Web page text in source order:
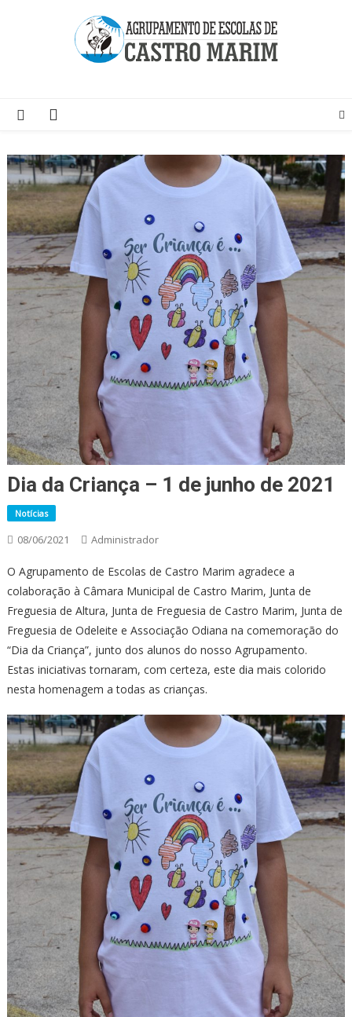
Dia da Criança – 1 de junho de 2021
Notícias
08/06/2021 Administrador
O Agrupamento de Escolas de Castro Marim agradece a
colaboração à Câmara Municipal de Castro Marim, Junta de
Freguesia de Altura, Junta de Freguesia de Castro Marim, Junta de
Freguesia de Odeleite e Associação Odiana na comemoração do
“Dia da Criança”, junto dos alunos do nosso Agrupamento.
Estas iniciativas tornaram, com certeza, este dia mais colorido
nesta homenagem a todas as crianças.